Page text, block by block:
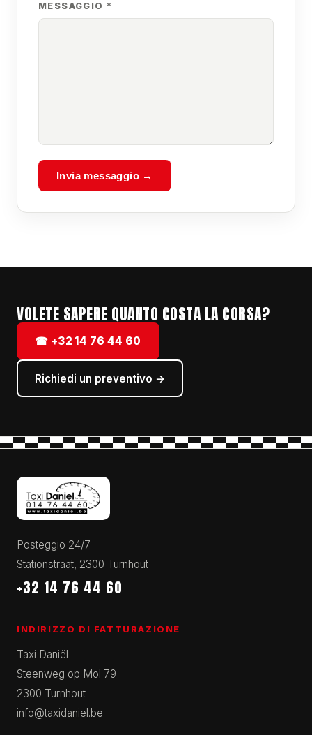
MESSAGGIO *
Invia messaggio →
VOLETE SAPERE QUANTO COSTA LA CORSA?
☎ +32 14 76 44 60
Richiedi un preventivo →
Posteggio 24/7
Stationstraat, 2300 Turnhout
+32 14 76 44 60
INDIRIZZO DI FATTURAZIONE
Taxi Daniël
Steenweg op Mol 79
2300 Turnhout
info@taxidaniel.be